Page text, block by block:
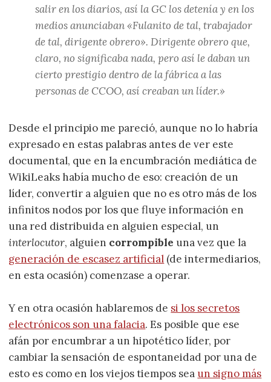
salir en los diarios, así la GC los detenía y en los
medios anunciaban «Fulanito de tal, trabajador
de tal, dirigente obrero». Dirigente obrero que,
claro, no significaba nada, pero así le daban un
cierto prestigio dentro de la fábrica a las
personas de CCOO, así creaban un líder.»
Desde el principio me pareció, aunque no lo habría
expresado en estas palabras antes de ver este
documental, que en la encumbración mediática de
WikiLeaks había mucho de eso: creación de un
líder, convertir a alguien que no es otro más de los
infinitos nodos por los que fluye información en
una red distribuida en alguien especial, un
interlocutor, alguien corrompible una vez que la
generación de escasez artificial (de intermediarios,
en esta ocasión) comenzase a operar.
Y en otra ocasión hablaremos de si los secretos
electrónicos son una falacia. Es posible que ese
afán por encumbrar a un hipotético líder, por
cambiar la sensación de espontaneidad por una de
esto es como en los viejos tiempos sea un signo más